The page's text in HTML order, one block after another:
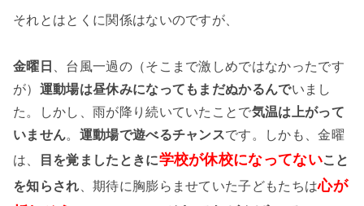
それとはとくに関係はないのですが、
金曜日
、台風一過の（そこまで激しめではなかったです
が） 運動場は昼休みになってもまだぬかるんでいまし
た。しかし、雨が降り続いていたことで気温は上がって
いません。 運動場で遊べるチャンスです。しかも、金曜
は、
目を覚ましたときに学校が休校になってないこと
を知らされ 、期待に胸膨らませていた子どもたちは心が